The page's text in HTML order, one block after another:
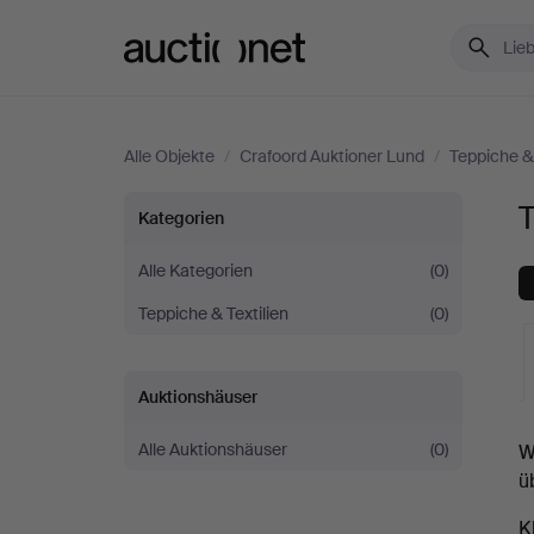
Alle Objekte / Crafoord Auktioner Lund / Teppiche
Textilien
bei
Crafoord
Auktioner
Lund
Kategorien
Alle Kategorien
(0)
Teppiche & Textilien
(0)
Auktionshäuser
Alle Auktionshäuser (0)